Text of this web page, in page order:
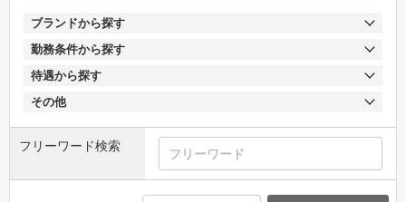
ブランドから探す
勤務条件から探す
待遇から探す
その他
フリーワード検索